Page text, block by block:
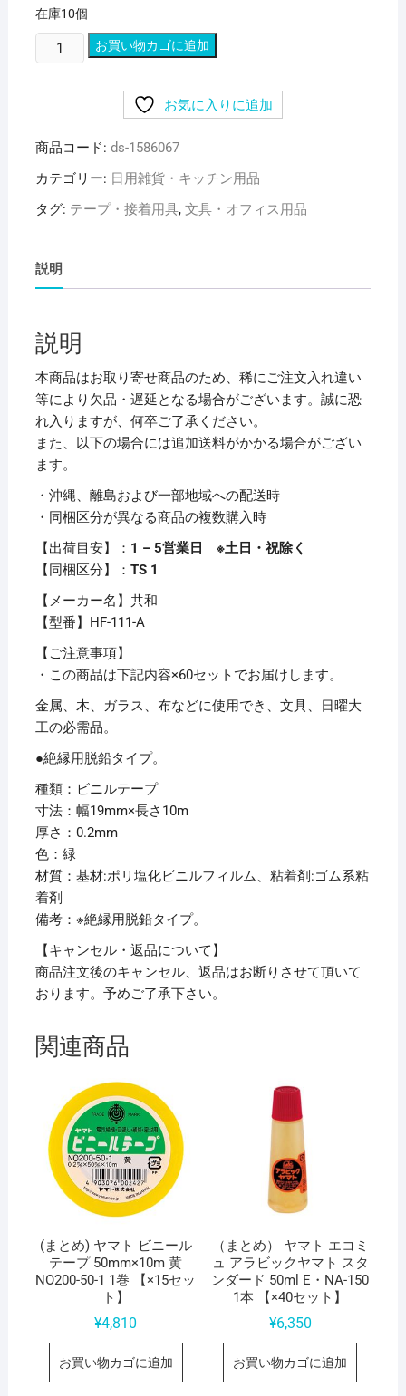
在庫10個
と
ミ
リ
ン
ニ
ー
プ
19mm×10m
111-
A
1
巻
【×60
セ
ト】
個
お買い物カゴに追加
お気に入りに追加
商品コード: ds-1586067
カテゴリー: 日用雑貨・キッチン用品
タグ: テープ・接着用具, 文具・オフィス用品
説明
説明
本商品はお取り寄せ商品のため、稀にご注文入れ違い
等により欠品・遅延となる場合がございます。誠に恐
れ入りますが、何卒ご了承ください。
また、以下の場合には追加送料がかかる場合がござい
ます。
・沖縄、離島および一部地域への配送時
・同梱区分が異なる商品の複数購入時
【出荷目安】： 1 – 5営業日 ※土日・祝除く
【同梱区分】： TS 1
【メーカー名】共和
【型番】HF-111-A
【ご注意事項】
・この商品は下記内容×60セットでお届けします。
金属、木、ガラス、布などに使用でき、文具、日曜大
工の必需品。
●絶縁用脱鉛タイプ。
種類：ビニルテープ
寸法：幅19mm×長さ10m
厚さ：0.2mm
色：緑
材質：基材:ポリ塩化ビニルフィルム、粘着剤:ゴム系粘
着剤
備考：※絶縁用脱鉛タイプ。
【キャンセル・返品について】
商品注文後のキャンセル、返品はお断りさせて頂いて
おります。予めご了承下さい。
関連商品
(まとめ) ヤマト ビニール
テープ 50mm×10m 黄
NO200-50-1 1巻 【×15セッ
ト】
¥4,810
お買い物カゴに追加
（まとめ） ヤマト エコミ
ュ アラビックヤマト スタ
ンダード 50ml E・NA-150
1本 【×40セット】
¥6,350
お買い物カゴに追加